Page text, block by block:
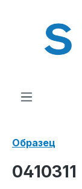
Образец
0410311